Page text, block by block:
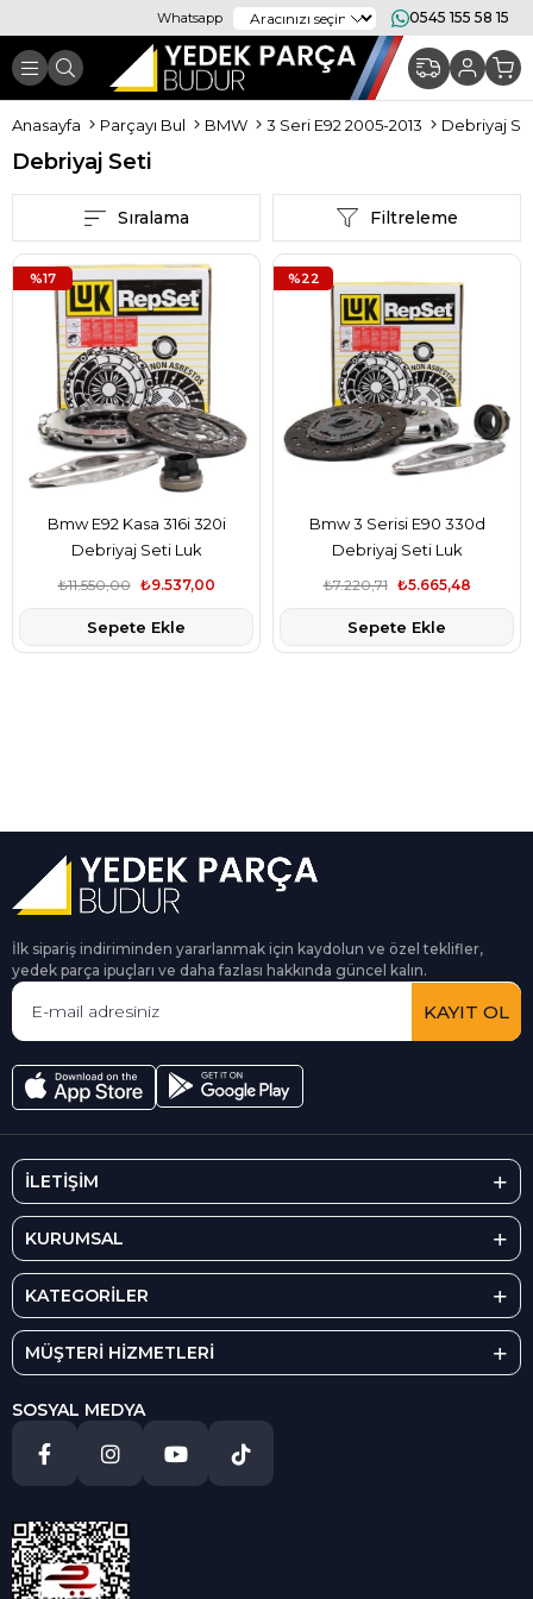
Whatsapp 0545 155 58 15
Anasayfa Parçayı Bul BMW 3 Seri E92 2005-2013 Debriyaj
Debriyaj Seti
Filtreleme
Sıralama
Bmw E92 Kasa 316i 320i
Debriyaj Seti Luk
₺9.537,00
₺11.550,00
Sepete Ekle
%17
Bmw 3 Serisi E90 330d
Debriyaj Seti Luk
₺5.665,48
₺7.220,71
Sepete Ekle
%22
İlk sipariş indiriminden yararlanmak için kaydolun ve özel teklifler,
yedek parça ipuçları ve daha fazlası hakkında güncel kalın.
KAYIT OL
İLETİŞİM
KURUMSAL
KATEGORİLER
MÜŞTERİ HİZMETLERİ
SOSYAL MEDYA